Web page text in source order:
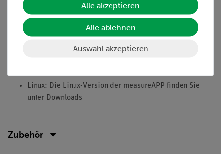
Die Android-Variante der measureAPP finden Sie
Die Android-Variante der measureAPP Exam
finden Siehier
Sie unter Downloads
Linux: Die Linux-Version der measureAPP finden Sie
unter Downloads
Zubehör
Alle akzeptieren
Alle ablehnen
Auswahl akzeptieren